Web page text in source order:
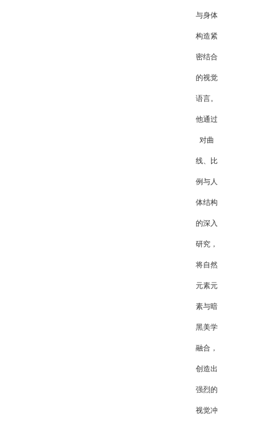
与身体
构造紧
密结合
的视觉
语言。
他通过
对曲
线、比
例与人
体结构
的深入
研究，
将自然
元素元
素与暗
黑美学
融合，
创造出
强烈的
视觉冲